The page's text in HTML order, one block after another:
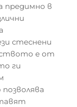
предимно в
стеснени
е от
ги